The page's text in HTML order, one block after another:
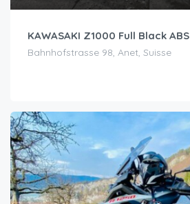
KAWASAKI Z1000 Full Black ABS
Bahnhofstrasse 98, Anet, Suisse